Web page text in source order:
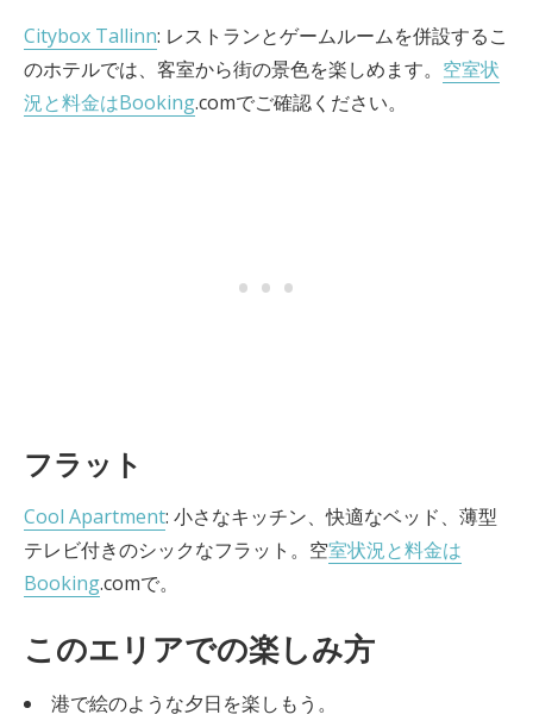
Citybox Tallinn: レストランとゲームルームを併設するこ
のホテルでは、客室から街の景色を楽しめます。 空室状
況と料金はBooking.comでご確認ください。
フラット
Cool Apartment: 小さなキッチン、快適なベッド、薄型
テレビ付きのシックなフラット。空室状況と料金は
Booking.comで。
このエリアでの楽しみ方
港で絵のような夕日を楽しもう。